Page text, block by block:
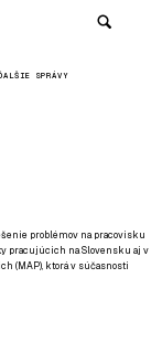
SPRÁVY
problémov na pracovisku
pracujúcich na Slovensku aj v
(MAP), ktorá v súčasnosti